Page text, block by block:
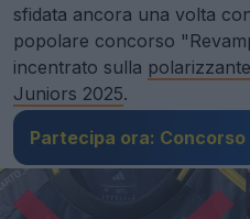
sfidata ancora una volta
popolare concorso
incentrato sulla
Juniors 2025.
Partecipa ora: